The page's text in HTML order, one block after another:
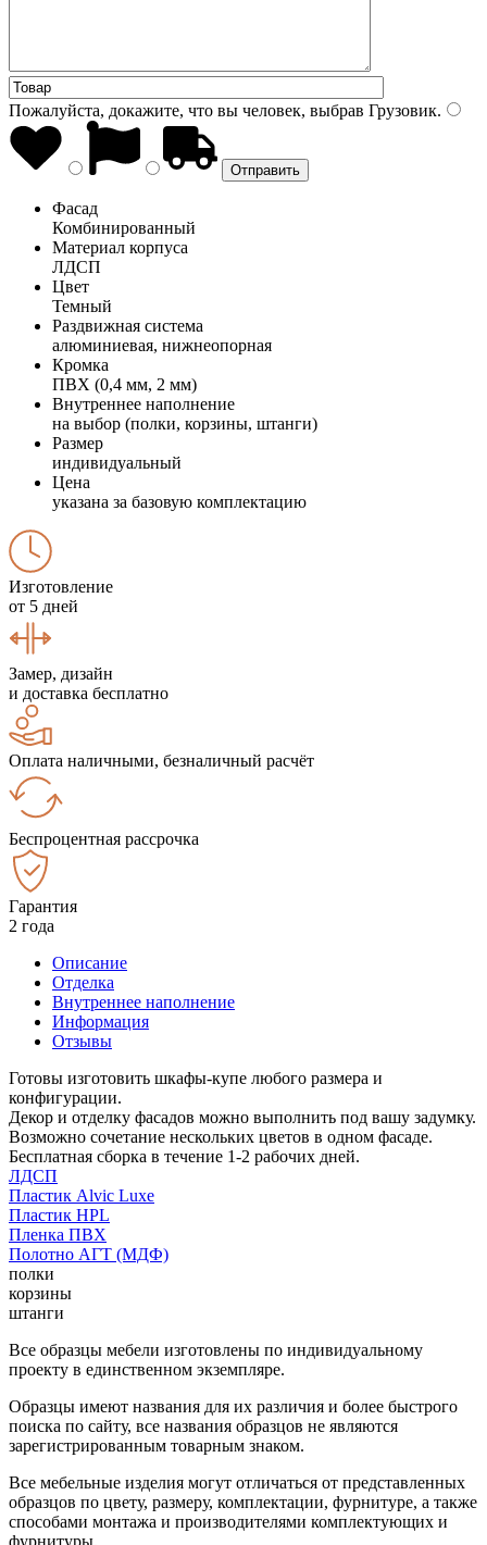
Пожалуйста, докажите, что вы человек, выбрав Грузовик.
Фасад
Комбинированный
Материал корпуса
ЛДСП
Цвет
Темный
Раздвижная система
алюминиевая, нижнеопорная
Кромка
ПВХ (0,4 мм, 2 мм)
Внутреннее наполнение
на выбор (полки, корзины, штанги)
Размер
индивидуальный
Цена
указана за базовую комплектацию
Изготовление
от 5 дней
Замер, дизайн
и доставка бесплатно
Оплата наличными, безналичный расчёт
Беспроцентная рассрочка
Гарантия
2 года
Описание
Отделка
Внутреннее наполнение
Информация
Отзывы
Готовы изготовить шкафы-купе любого размера и
конфигурации.
Декор и отделку фасадов можно выполнить под вашу задумку.
Возможно сочетание нескольких цветов в одном фасаде.
Бесплатная сборка в течение 1-2 рабочих дней.
ЛДСП
Пластик Alvic Luxe
Пластик HPL
Пленка ПВХ
Полотно АГТ (МДФ)
полки
корзины
штанги
Все образцы мебели изготовлены по индивидуальному
проекту в единственном экземпляре.
Образцы имеют названия для их различия и более быстрого
поиска по сайту, все названия образцов не являются
зарегистрированным товарным знаком.
Все мебельные изделия могут отличаться от представленных
образцов по цвету, размеру, комплектации, фурнитуре, а также
способами монтажа и производителями комплектующих и
фурнитуры.